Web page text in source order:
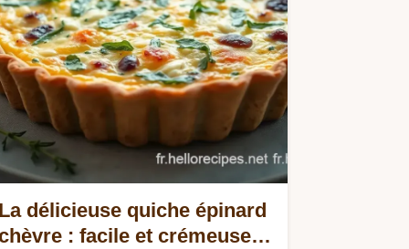
délicieuse quiche épinard
: facile et crémeuse à